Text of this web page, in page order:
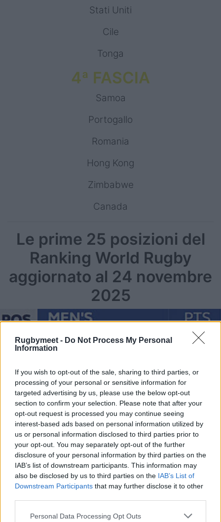
Rugbymeet - Do Not Process My Personal
Information
If you wish to opt-out of the sale, sharing to third parties, or
processing of your personal or sensitive information for
targeted advertising by us, please use the below opt-out
section to confirm your selection. Please note that after your
opt-out request is processed you may continue seeing
interest-based ads based on personal information utilized by
us or personal information disclosed to third parties prior to
your opt-out. You may separately opt-out of the further
disclosure of your personal information by third parties on the
IAB’s list of downstream participants. This information may
also be disclosed by us to third parties on the IAB’s List of
Downstream Participants that may further disclose it to other
Personal Data Processing Opt Outs
Stati Uniti
Cile
Tonga
4ª FASCIA
Samoa
Portogallo
Romania
Hong Kong
Zimbabwe
Canada
Le prime 25 posizioni del
Ranking World Rugby
aggiornato al 24 novembre
2025